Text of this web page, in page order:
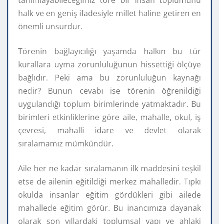
halk ve en geniş ifadesiyle millet haline getiren en
önemli unsurdur.
Törenin bağlayıcılığı yaşamda halkın bu tür
kurallara uyma zorunluluğunun hissettiği ölçüye
bağlıdır. Peki ama bu zorunluluğun kaynağı
nedir? Bunun cevabı ise törenin öğrenildiği
uygulandığı toplum birimlerinde yatmaktadır. Bu
birimleri etkinliklerine göre aile, mahalle, okul, iş
çevresi, mahalli idare ve devlet olarak
sıralamamız mümkündür.
Aile her ne kadar sıralamanın ilk maddesini teşkil
etse de ailenin eğitildiği merkez mahalledir. Tıpkı
okulda insanlar eğitim gördükleri gibi ailede
mahallede eğitim görür. Bu inancımıza dayanak
olarak son yıllardaki toplumsal yapı ve ahlaki